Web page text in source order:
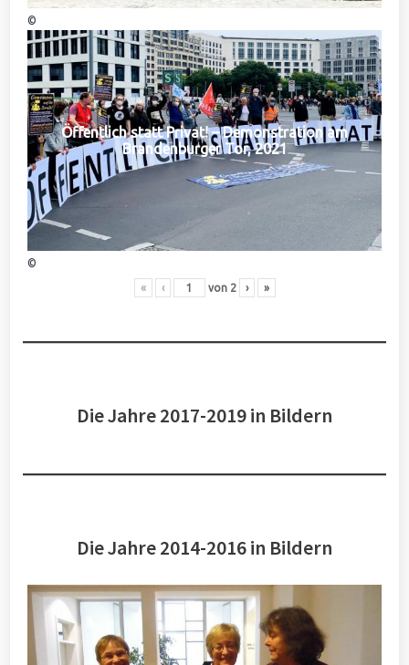
©
Öffentlich statt Privat! – Demonstration am
Brandenburger Tor, 2021
©
« ‹ von 2 › »
Die Jahre 2017-2019 in Bildern
Die Jahre 2014-2016 in Bildern